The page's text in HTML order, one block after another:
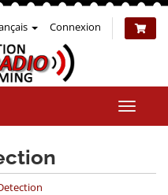
Connexion
la